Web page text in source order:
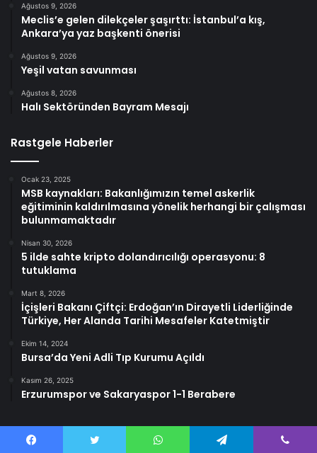
Ağustos 9, 2026
Meclis’e gelen dilekçeler şaşırttı: İstanbul’a kış,
Ankara’ya yaz başkenti önerisi
Ağustos 9, 2026
Yeşil vatan savunması
Ağustos 8, 2026
Halı Sektöründen Bayram Mesajı
Rastgele Haberler
Ocak 23, 2025
MSB kaynakları: Bakanlığımızın temel askerlik
eğitiminin kaldırılmasına yönelik herhangi bir çalışması
bulunmamaktadır
Nisan 30, 2026
5 ilde sahte kripto dolandırıcılığı operasyonu: 8
tutuklama
Mart 8, 2026
İçişleri Bakanı Çiftçi: Erdoğan’ın Dirayetli Liderliğinde
Türkiye, Her Alanda Tarihi Mesafeler Katetmiştir
Ekim 14, 2024
Bursa’da Yeni Adli Tıp Kurumu Açıldı
Kasım 26, 2025
Erzurumspor ve Sakaryaspor 1-1 Berabere